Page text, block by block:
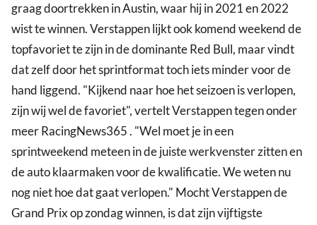
graag doortrekken in Austin, waar hij in 2021 en 2022
wist te winnen. Verstappen lijkt ook komend weekend de
topfavoriet te zijn in de dominante Red Bull, maar vindt
dat zelf door het sprintformat toch iets minder voor de
hand liggend. "Kijkend naar hoe het seizoen is verlopen,
zijn wij wel de favoriet", vertelt Verstappen tegen onder
meer RacingNews365 . "Wel moet je in een
sprintweekend meteen in de juiste werkvenster zitten en
de auto klaarmaken voor de kwalificatie. We weten nu
nog niet hoe dat gaat verlopen." Mocht Verstappen de
Grand Prix op zondag winnen, is dat zijn vijftigste